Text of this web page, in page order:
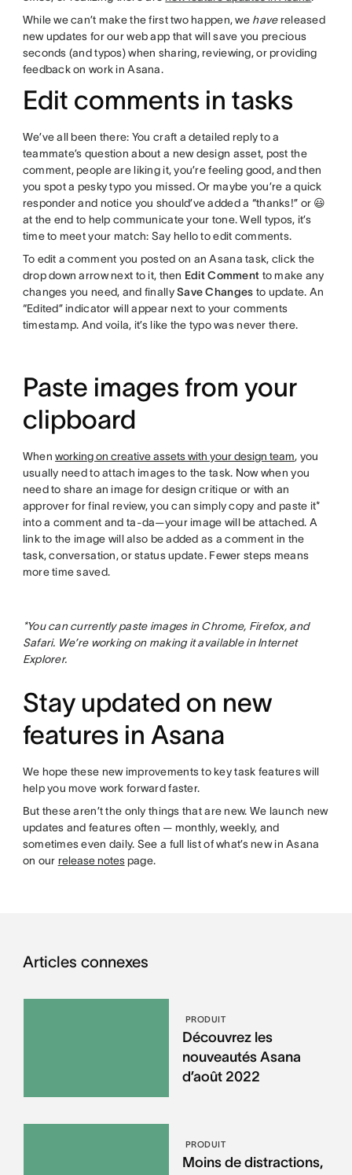
While we can’t make the first two happen, we havereleased
new updates for our web app that will save you precious
seconds (and typos) when sharing, reviewing, or providing
feedback on work in Asana.
Edit comments in tasks
We’ve all been there: You craft a detailed reply to a
teammate’s question about a new design asset, post the
comment, people are liking it, you’re feeling good, and then
you spot a pesky typo you missed. Or maybe you’re a quick
responder and notice you should’ve added a “thanks!” or 😃
at the end to help communicate your tone. Well typos, it’s
time to meet your match: Say hello to edit comments.
To edit a comment you posted on an Asana task, click the
drop down arrow next to it, then Edit Comment to make any
changes you need, and finallySave Changes to update. An
“Edited” indicator will appear next to your comments
timestamp. And voila, it’s like the typo was never there.
Paste images from your
clipboard
Whenworking on creative assets with your design team, you
usually need to attach images to the task. Now when you
need to share an image for design critique or with an
approver for final review, you can simply copy and paste it*
into a comment and ta-da—your image will be attached. A
link to the image will also be added as a comment in the
task, conversation, or status update. Fewer steps means
more time saved.
*You can currently paste images in Chrome, Firefox, and
Safari. We’re working on making it available in Internet
Explorer.
Stay updated on new
features in Asana
We hope these new improvements to key task features will
help you move work forward faster.
But these aren’t the only things that are new. We launch new
updates and features often — monthly, weekly, and
sometimes even daily. See a full list of what’s new in Asana
on our release notespage.
Articles connexes
PRODUIT
Découvrez les
nouveautés Asana
d’août 2022
PRODUIT
Moins de distractions,